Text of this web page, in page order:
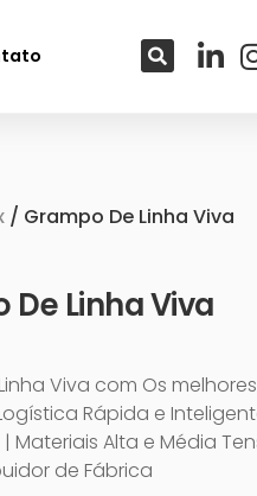
/ Grampo De Linha Viva
De Linha Viva
Viva com Os
Rápida e
Materiais Alta e Média
de Fábrica